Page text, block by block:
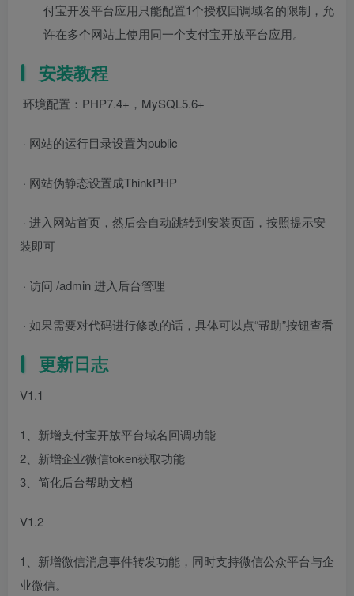
付宝开发平台应用只能配置1个授权回调域名的限制，允
许在多个网站上使用同一个支付宝开放平台应用。
安装教程
环境配置：PHP7.4+，MySQL5.6+
· 网站的运行目录设置为public
· 网站伪静态设置成ThinkPHP
· 进入网站首页，然后会自动跳转到安装页面，按照提示安
装即可
· 访问 /admin 进入后台管理
· 如果需要对代码进行修改的话，具体可以点“帮助”按钮查看
更新日志
V1.1
1、新增支付宝开放平台域名回调功能
2、新增企业微信token获取功能
3、简化后台帮助文档
V1.2
1、新增微信消息事件转发功能，同时支持微信公众平台与企
业微信。